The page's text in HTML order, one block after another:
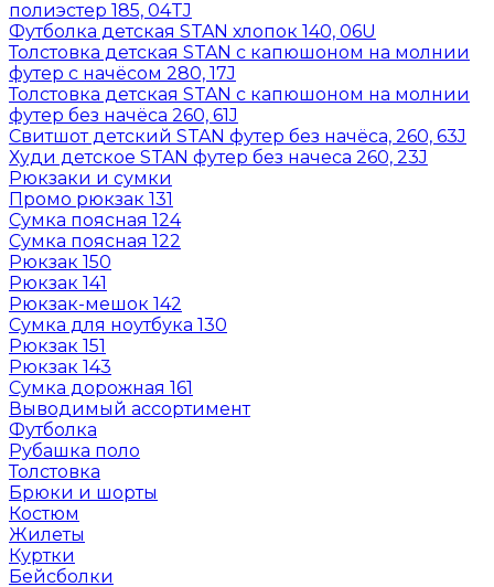
полиэстер 185, 04TJ
Футболка детская STAN хлопок 140, 06U
Толстовка детская STAN с капюшоном на молнии
футер с начёсом 280, 17J
Толстовка детская STAN с капюшоном на молнии
футер без начёса 260, 61J
Свитшот детский STAN футер без начёса, 260, 63J
Худи детское STAN футер без начеса 260, 23J
Рюкзаки и сумки
Промо рюкзак 131
Сумка поясная 124
Сумка поясная 122
Рюкзак 150
Рюкзак 141
Рюкзак-мешок 142
Сумка для ноутбука 130
Рюкзак 151
Рюкзак 143
Сумка дорожная 161
Выводимый ассортимент
Футболка
Рубашка поло
Толстовка
Брюки и шорты
Костюм
Жилеты
Куртки
Бейсболки